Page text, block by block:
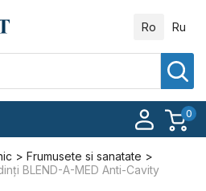
Ro Ru
0
Frumusete si sanatate
BLEND-A-MED Anti-Cavity